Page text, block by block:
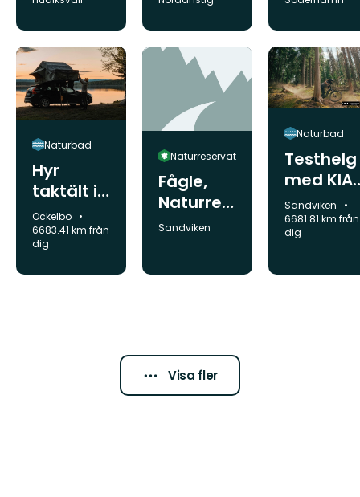
Naturres
ervat
Naturbad
Hyr
taktält i
sommar
Kommun:
Ockelbo
6683.41 km från
dig
Naturreservat
Fågle,
Naturres
ervat
Kommun:
Sandviken
Naturbad
Testhelg
med KIA
Merida
Racing
Team
Kommun:
Sandviken
6681.81 km från
dig
Visa fler